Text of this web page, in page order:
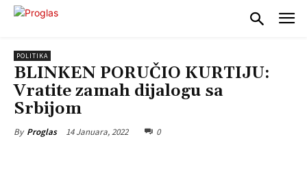
POLITIKA
BLINKEN PORUČIO KURTIJU:
Vratite zamah dijalogu sa
Srbijom
By Proglas 14 Januara, 2022 0